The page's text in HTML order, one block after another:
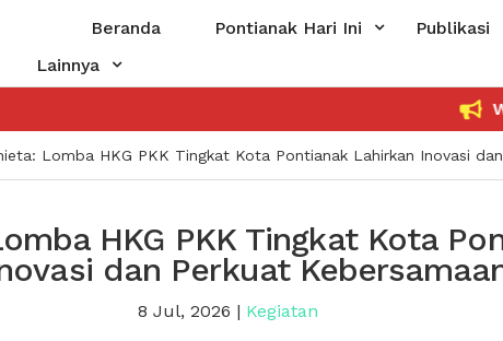
Beranda Pontianak Hari Ini Publikasi
Lainnya
WUJUDKAN
Lomba HKG PKK Tingkat Kota Pontianak Lahirkan Inovasi dan Perkuat
HKG PKK Tingkat Kota
dan Perkuat
8 Jul, 2026 | Kegiatan